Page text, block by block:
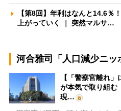
【第8回】年利はなんと14.6
上がっていく ｜ 突然マルサ…
河合雅司「人口減少ニッ
【「警察官離れ
が本気で取り組
現…